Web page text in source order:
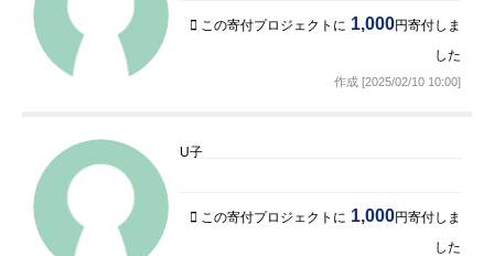
この寄付プロジェクトに 1,000円寄付しま
した
作成 [2025/02/10 10:00]
U子
この寄付プロジェクトに 1,000円寄付しま
した